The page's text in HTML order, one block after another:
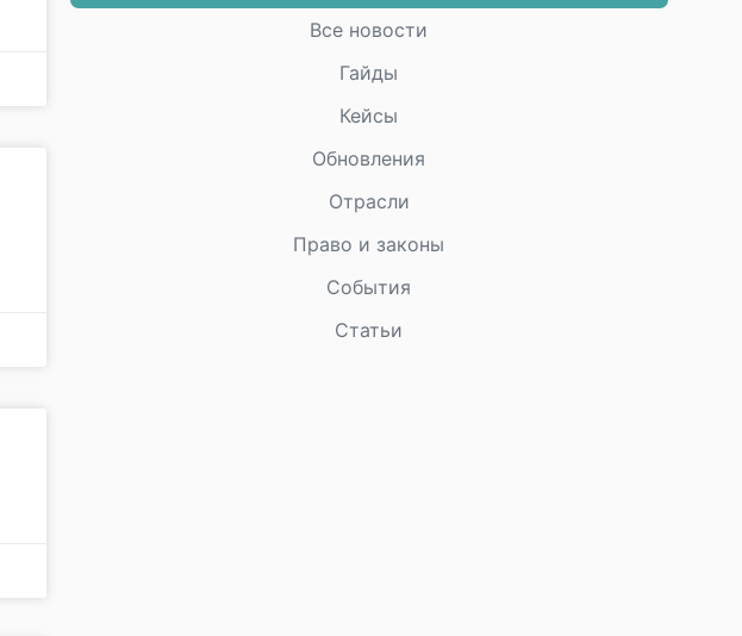
Все новости
Гайды
Кейсы
Обновления
Отрасли
Право и законы
События
Статьи